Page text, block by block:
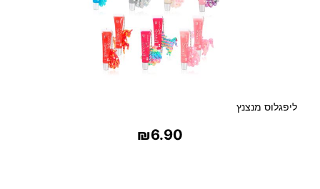
י
ליפגלוס מנצנץ
₪6.90